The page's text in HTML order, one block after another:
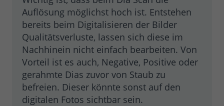
Auflösung möglichst hoch ist. Entstehen
bereits beim Digitalisieren der Bilder
Qualitätsverluste, lassen sich diese im
Nachhinein nicht einfach bearbeiten. Von
Vorteil ist es auch, Negative, Positive oder
gerahmte Dias zuvor von Staub zu
befreien. Dieser könnte sonst auf den
digitalen Fotos sichtbar sein.
Name _ga
Anbieter
Google Ireland Limited, Google Building
Gordon House, 4 Barrow St, Dublin, D04
E5W5, Irland
Laufzeit 2 Jahre